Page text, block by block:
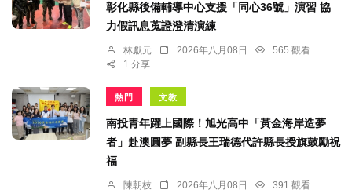
彰化縣後備輔導中心支援「同心36號」演習 協
力假訊息蒐證澄清演練
林獻元 2026年八月08日
565 觀看
1 分享
熱門 文教
南投青年躍上國際！旭光高中「黃金海岸造夢
者」赴澳圓夢 副縣長王瑞德代許縣長授旗鼓勵祝
福
陳朝枝 2026年八月08日
391 觀看